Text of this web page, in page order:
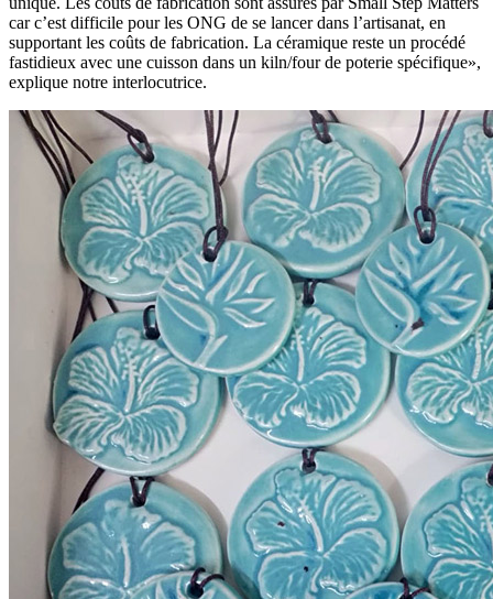
car c’est difficile pour les ONG de se lancer dans l’artisanat, en
supportant les coûts de fabrication. La céramique reste un procédé
fastidieux avec une cuisson dans un kiln/four de poterie spécifique»,
explique notre interlocutrice.